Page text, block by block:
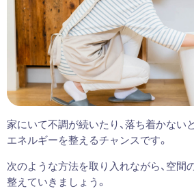
家にいて不調が続いたり、落ち着かない
エネルギーを整えるチャンスです。
次のような方法を取り入れながら、空間
整えていきましょう。